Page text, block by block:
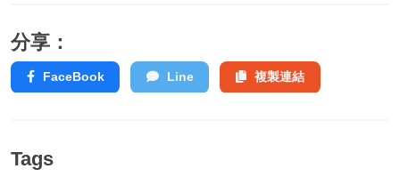
分享：
FaceBook Line 複製連結
Tags